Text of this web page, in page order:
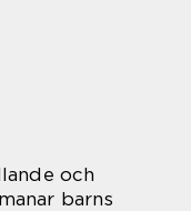
och
barns